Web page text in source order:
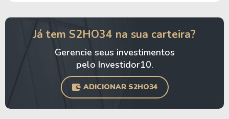
Já tem S2HO34 na sua carteira?
Gerencie seus investimentos
pelo Investidor10.
ADICIONAR S2HO34